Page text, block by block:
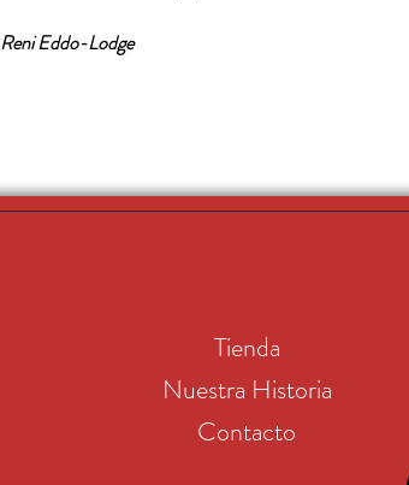
Reni Eddo-Lodge
Tienda
Nuestra Historia
Contacto